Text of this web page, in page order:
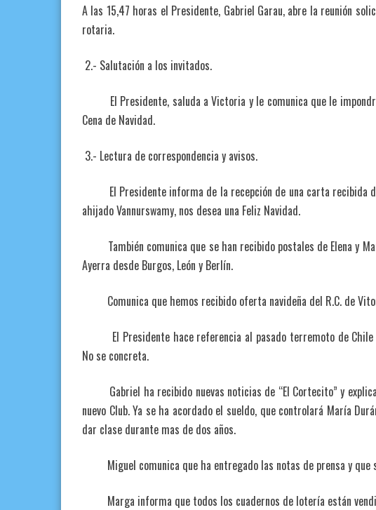
A las 15,47 horas el Presidente, Gabriel Garau, abre la reunión
rotaria.
2.- Salutación a los invitados.
El Presidente, saluda a Victoria y le comunica que le
Cena de Navidad.
3.- Lectura de correspondencia y avisos.
El Presidente informa de la recepción de una carta recibida
ahijado Vannurswamy, nos desea una Feliz Navidad.
También comunica que se han recibido postales de Elena y
Ayerra desde Burgos, León y Berlín.
Comunica que hemos recibido oferta navideña del R.C. de
El Presidente hace referencia al pasado terremoto de Chile
No se concreta.
Gabriel ha recibido nuevas noticias de “El Cortecito” y
nuevo Club. Ya se ha acordado el sueldo, que controlará María
dar clase durante mas de dos años.
Miguel comunica que ha entregado las notas de prensa y que
Marga informa que todos los cuadernos de lotería están